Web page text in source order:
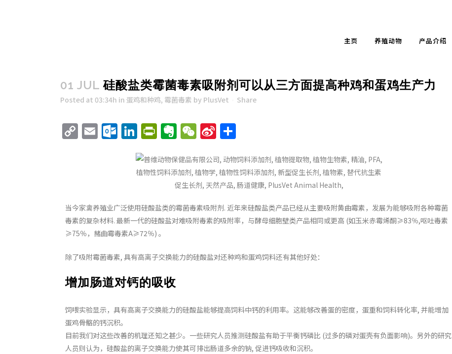
主页 养殖动物 产品介绍
01 JUL 硅酸盐类霉菌毒素吸附剂可以从三方面提高种鸡和蛋鸡生产力
Posted at 03:34h in 蛋鸡和种鸡, 霉菌毒素 by PlusVet Share
CopyEmailOutlook.com
LinkedIn
PrintFriendly
Evernote
WeChat
Sina
当今家禽养殖业广泛使用硅酸盐类的霉菌毒素吸附剂. 近年来硅酸盐类产品已经从主要吸附黄曲霉素，发展为能够吸附各种霉菌
毒素的复杂材料. 最新一代的硅酸盐对难吸附毒素的吸附率，与酵母细胞壁类产品相同或更高 (如玉米赤霉烯酮≥83％,呕吐毒素
≥75％，赭曲霉毒素A≥72％) 。
除了吸附霉菌毒素, 具有高离子交换能力的硅酸盐对还种鸡和蛋鸡饲料还有其他好处：
增加肠道对钙的吸收
饲喂实验显示，具有高离子交换能力的硅酸盐能够提高饲料中钙的利用率。这能够改善蛋的密度，蛋重和饲料转化率, 并能增加
蛋鸡骨骼的钙沉积。
目前我们对这些改善的机理还知之甚少。一些研究人员推测硅酸盐有助于平衡钙磷比 (过多的磷对蛋壳有负面影响)。另外的研究
人员则认为，硅酸盐的离子交换能力使其可排出肠道多余的钠, 促进钙吸收和沉积。